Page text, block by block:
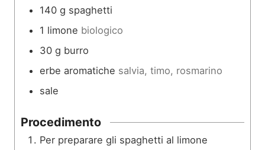
140 g spaghetti
1 limone biologico
30 g burro
erbe aromatiche salvia, timo, rosmarino
sale
Procedimento
Per preparare gli spaghetti al limone